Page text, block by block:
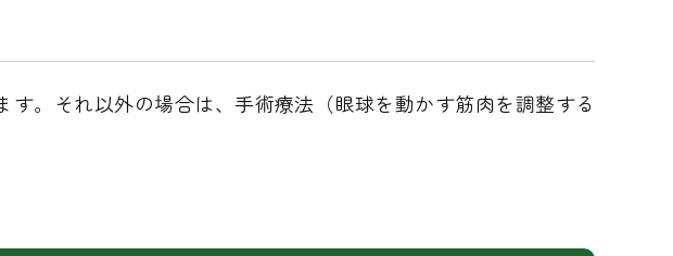
。それ以外の場合は、手術療法（眼球を動かす筋肉を調整する